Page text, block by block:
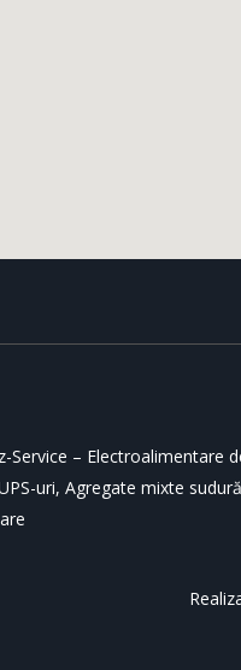
Service – Electroalimentare
uri, Agregate mixte